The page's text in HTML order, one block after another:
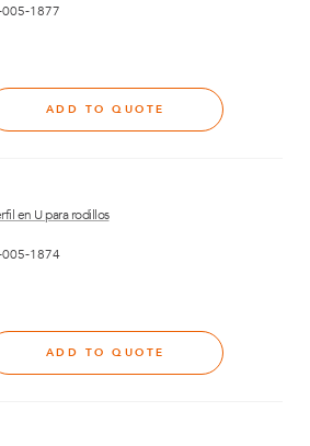
1877
ADD TO QUOTE
en U para rodillos
1874
ADD TO QUOTE